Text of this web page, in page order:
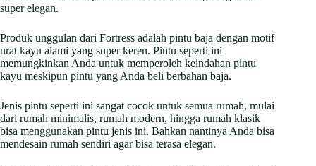
super elegan.
Produk unggulan dari Fortress adalah pintu baja dengan motif
urat kayu alami yang super keren. Pintu seperti ini
memungkinkan Anda untuk memperoleh keindahan pintu
kayu meskipun pintu yang Anda beli berbahan baja.
Jenis pintu seperti ini sangat cocok untuk semua rumah, mulai
dari rumah minimalis, rumah modern, hingga rumah klasik
bisa menggunakan pintu jenis ini. Bahkan nantinya Anda bisa
mendesain rumah sendiri agar bisa terasa elegan.